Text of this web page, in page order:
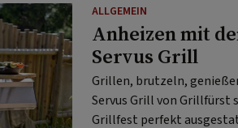
ALLGEMEIN
Anheizen mit
Servus Grill
Grillen, brutzeln,
Servus Grill von Grillfürst
Grillfest perfekt